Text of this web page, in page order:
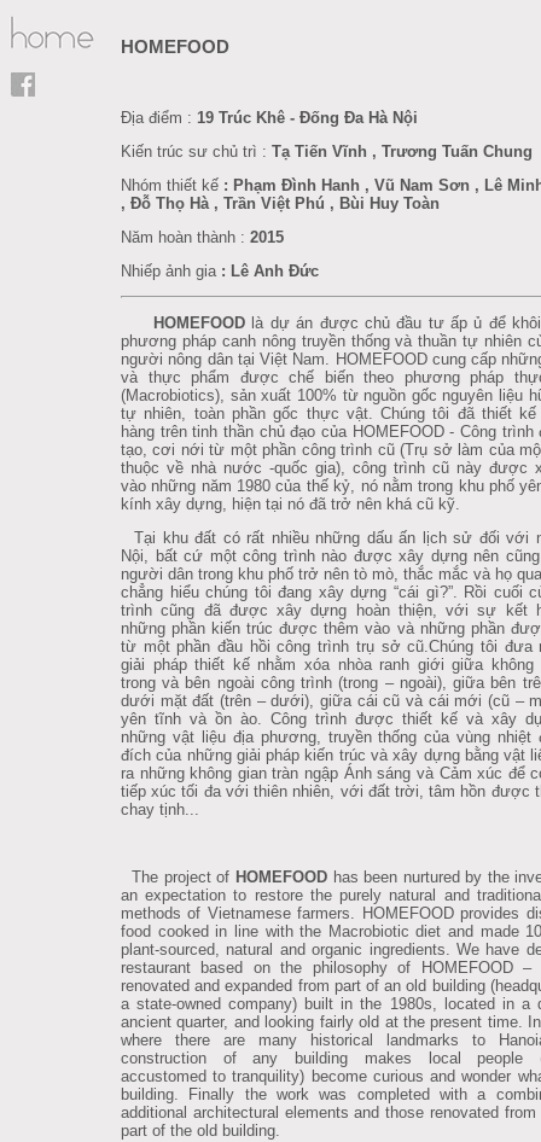
HOMEFOOD
Địa điểm : 19 Trúc Khê - Đống Đa Hà Nội
Kiến trúc sư chủ trì : Tạ Tiến Vĩnh , Trương Tuấn Chung
Nhóm thiết kế : Phạm Đình Hanh , Vũ Nam Sơn , Lê
, Đỗ Thọ Hà , Trần Việt Phú , Bùi Huy Toàn
Năm hoàn thành : 2015
Nhiếp ảnh gia: Lê Anh Đức
HOMEFOODlà dự án được chủ đầu tư ấp ủ để
phương pháp canh nông truyền thống và thuần tự nhiên
người nông dân tại Việt Nam. HOMEFOOD cung cấp
và thực phẩm được chế biến theo phương pháp
(Macrobiotics), sản xuất 100% từ nguồn gốc nguyên liệu
tự nhiên, toàn phần gốc thực vật. Chúng tôi đã thiết kế
hàng trên tinh thần chủ đạo của HOMEFOOD - Công
tạo, cơi nới từ một phần công trình cũ (Trụ sở làm của
thuộc về nhà nước -quốc gia), công trình cũ này được
vào những năm 1980 của thế kỷ, nó nằm trong khu phố
kính xây dựng, hiện tại nó đã trở nên khá cũ kỹ.
Tại khu đất có rất nhiều những dấu ấn lịch sử đối với
Nội, bất cứ một công trình nào được xây dựng nên
người dân trong khu phố trở nên tò mò, thắc mắc và họ
chẳng hiểu chúng tôi đang xây dựng “cái gì?”. Rồi cuối
trình cũng đã được xây dựng hoàn thiện, với sự kết
những phần kiến trúc được thêm vào và những phần
từ một phần đầu hồi công trình trụ sở cũ.Chúng tôi đưa
giải pháp thiết kế nhằm xóa nhòa ranh giới giữa không
trong và bên ngoài công trình (trong – ngoài), giữa bên
dưới mặt đất (trên – dưới), giữa cái cũ và cái mới (cũ –
yên tĩnh và ồn ào. Công trình được thiết kế và xây
những vật liệu địa phương, truyền thống của vùng nhiệt
đích của những giải pháp kiến trúc và xây dựng bằng vật
ra những không gian tràn ngập Ánh sáng và Cảm xúc để
tiếp xúc tối đa với thiên nhiên, với đất trời, tâm hồn được
chay tịnh...
The project of HOMEFOODhas been nurtured by the
an expectation to restore the purely natural and
methods of Vietnamese farmers. HOMEFOOD provides
food cooked in line with the Macrobiotic diet and made
plant-sourced, natural and organic ingredients. We have
restaurant based on the philosophy of HOMEFOOD –
renovated and expanded from part of an old building
a state-owned company) built in the 1980s, located in a
ancient quarter, and looking fairly old at the present time.
where there are many historical landmarks to
construction of any building makes local people
accustomed to tranquility) become curious and wonder
building. Finally the work was completed with a
additional architectural elements and those renovated from
part of the old building.